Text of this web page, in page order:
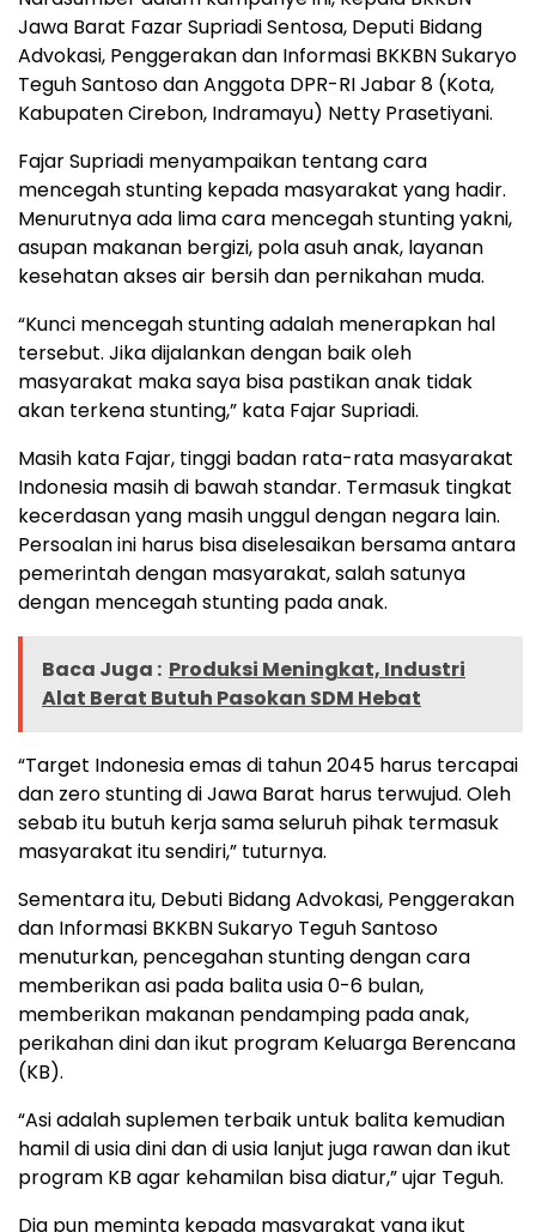
Jawa Barat Fazar Supriadi Sentosa, Deputi Bidang
Advokasi, Penggerakan dan Informasi BKKBN Sukaryo
Teguh Santoso dan Anggota DPR-RI Jabar 8 (Kota,
Kabupaten Cirebon, Indramayu) Netty Prasetiyani.
Fajar Supriadi menyampaikan tentang cara
mencegah stunting kepada masyarakat yang hadir.
Menurutnya ada lima cara mencegah stunting yakni,
asupan makanan bergizi, pola asuh anak, layanan
kesehatan akses air bersih dan pernikahan muda.
“Kunci mencegah stunting adalah menerapkan hal
tersebut. Jika dijalankan dengan baik oleh
masyarakat maka saya bisa pastikan anak tidak
akan terkena stunting,” kata Fajar Supriadi.
Masih kata Fajar, tinggi badan rata-rata masyarakat
Indonesia masih di bawah standar. Termasuk tingkat
kecerdasan yang masih unggul dengan negara lain.
Persoalan ini harus bisa diselesaikan bersama antara
pemerintah dengan masyarakat, salah satunya
dengan mencegah stunting pada anak.
Baca Juga : Produksi Meningkat, Industri
Alat Berat Butuh Pasokan SDM Hebat
“Target Indonesia emas di tahun 2045 harus tercapai
dan zero stunting di Jawa Barat harus terwujud. Oleh
sebab itu butuh kerja sama seluruh pihak termasuk
masyarakat itu sendiri,” tuturnya.
Sementara itu, Debuti Bidang Advokasi, Penggerakan
dan Informasi BKKBN Sukaryo Teguh Santoso
menuturkan, pencegahan stunting dengan cara
memberikan asi pada balita usia 0-6 bulan,
memberikan makanan pendamping pada anak,
perikahan dini dan ikut program Keluarga Berencana
(KB).
“Asi adalah suplemen terbaik untuk balita kemudian
hamil di usia dini dan di usia lanjut juga rawan dan ikut
program KB agar kehamilan bisa diatur,” ujar Teguh.
Dia pun meminta kepada masyarakat yang ikut